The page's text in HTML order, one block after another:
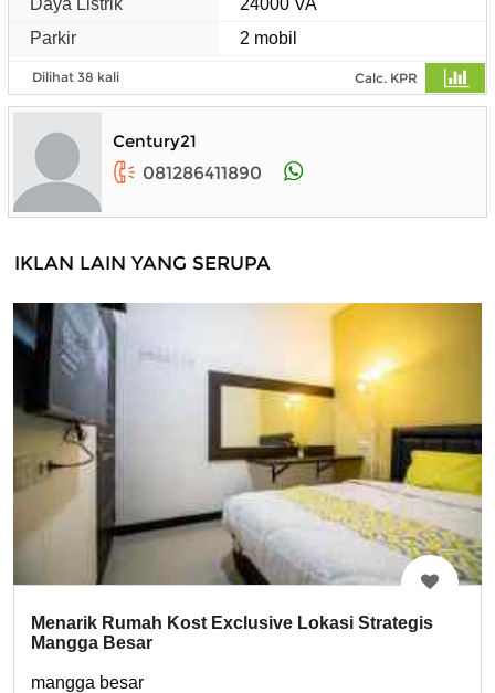
Parkir
2 mobil
Dilihat 38 kali Calc. KPR
Century21
081286411890
IKLAN LAIN YANG SERUPA
Menarik Rumah Kost Exclusive Lokasi Strategis
Mangga Besar
mangga besar